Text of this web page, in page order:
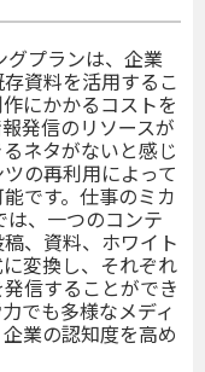
プランは、企業
資料を活用するこ
にかかるコストを
発信のリソースが
ネタがないと感じ
の再利用によって
です。仕事のミカ
は、一つのコンテ
、資料、ホワイト
変換し、それぞれ
信することができ
でも多様なメディ
業の認知度を高め